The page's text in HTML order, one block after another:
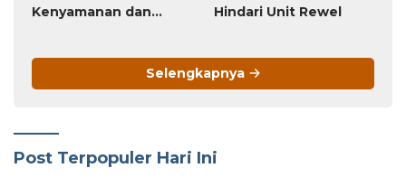
Kenyamanan dan
Hindari Unit Rewel
Selengkapnya
Post Terpopuler Hari Ini